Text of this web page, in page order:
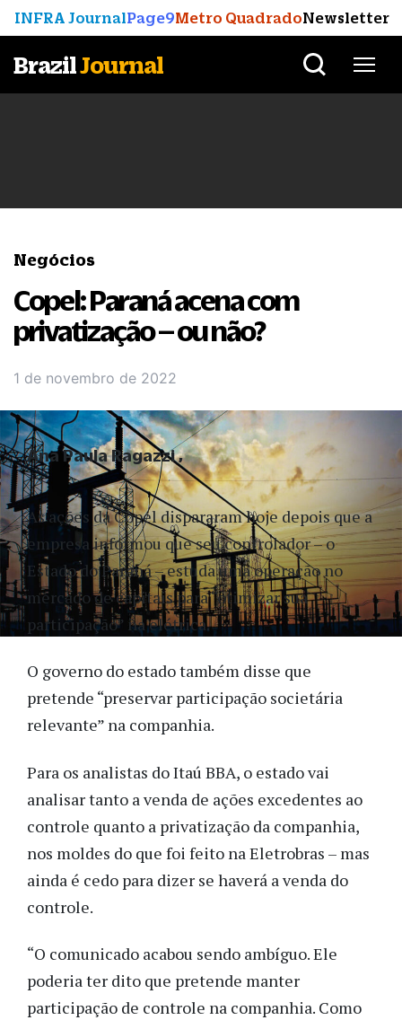
INFRA JournalPage9Metro QuadradoNewsletter
BrazilJournal
Negócios
Copel: Paraná acena com
privatização – ou não?
1 de novembro de 2022
As ações da Copel dispararam hoje depois que a
empresa informou que seu controlador – o
Estado do Paraná – estuda uma operação no
mercado de capitais para “otimizar sua
participação” na elétrica.
O governo do estado também disse que
pretende “preservar participação societária
relevante” na companhia.
Para os analistas do Itaú BBA, o estado vai
analisar tanto a venda de ações excedentes ao
controle quanto a privatização da companhia,
nos moldes do que foi feito na Eletrobras – mas
ainda é cedo para dizer se haverá a venda do
controle.
“O comunicado acabou sendo ambíguo. Ele
poderia ter dito que pretende manter
participação de controle na companhia. Como
Ana Paula Ragazzi